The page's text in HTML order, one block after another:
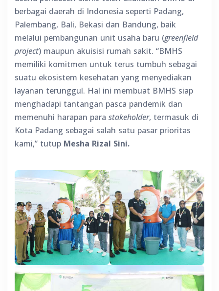
berbagai daerah di Indonesia seperti Padang,
Palembang, Bali, Bekasi dan Bandung, baik
melalui pembangunan unit usaha baru (greenfield
project) maupun akuisisi rumah sakit. “BMHS
memiliki komitmen untuk terus tumbuh sebagai
suatu ekosistem kesehatan yang menyediakan
layanan terunggul. Hal ini membuat BMHS siap
menghadapi tantangan pasca pandemik dan
memenuhi harapan para stakeholder, termasuk di
Kota Padang sebagai salah satu pasar prioritas
kami,” tutup Mesha Rizal Sini.